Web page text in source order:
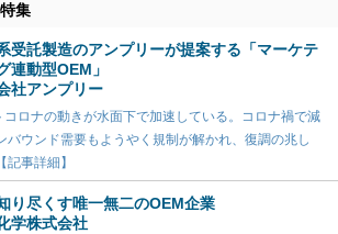
集
受託製造のアンプリーが提案する「マーケテ
連動型OEM」
社アンプリー
コロナの動きが水面下で加速している。コロナ禍で減
バウンド需要もようやく規制が解かれ、復調の兆し
事詳細】
り尽くす唯一無二のOEM企業
学株式会社